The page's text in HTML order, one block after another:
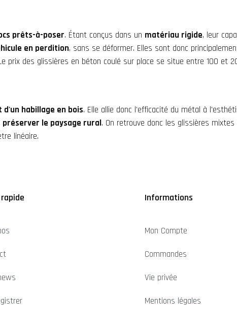
prêts-à-poser. Étant conçus dans un matériau rigide, leur
en perdition, sans se déformer. Elles sont donc
prix des glissières en béton coulé sur place se situe entre 100 et
habillage en bois. Elle allie donc l'efficacité du métal à
préserver le paysage rural. On retrouve donc les glissières
linéaire.
Informations
Mon Compte
Commandes
Vie privée
Mentions légales